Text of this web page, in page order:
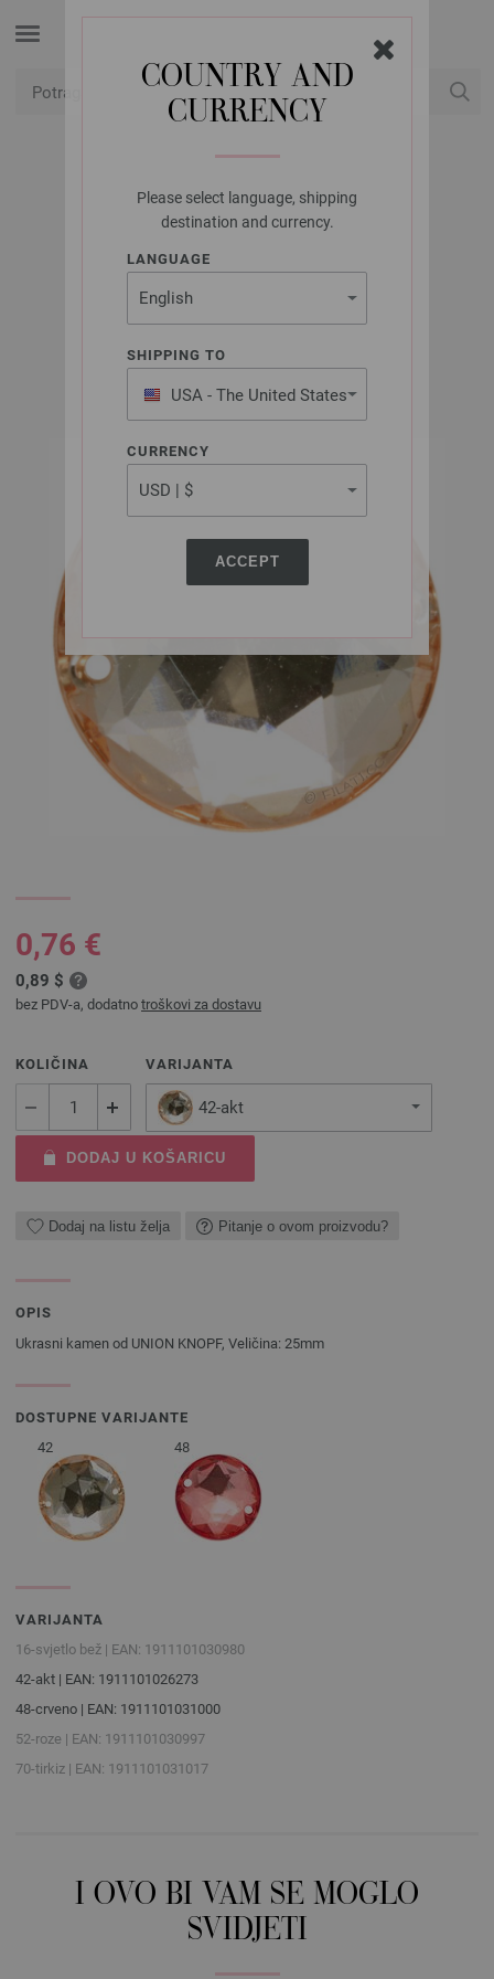
COUNTRY AND
CURRENCY
Please select language, shipping
destination and currency.
LANGUAGE
SHIPPING TO
USA - The United States
of America
CURRENCY
ACCEPT
UNION KNOPF
UKRASNI KAMEN
451701/25MM
0,76 €
0,89 $
bez PDV-a, dodatno troškovi za dostavu
KOLIČINA VARIJANTA
42-akt
DODAJ U KOŠARICU
Dodaj na listu želja Pitanje o ovom proizvodu?
OPIS
Ukrasni kamen od UNION KNOPF, Veličina: 25mm
DOSTUPNE VARIJANTE
42
48
VARIJANTA
16-svjetlo bež | EAN: 1911101030980
42-akt | EAN: 1911101026273
48-crveno | EAN: 1911101031000
52-roze | EAN: 1911101030997
70-tirkiz | EAN: 1911101031017
I OVO BI VAM SE MOGLO
SVIDJETI